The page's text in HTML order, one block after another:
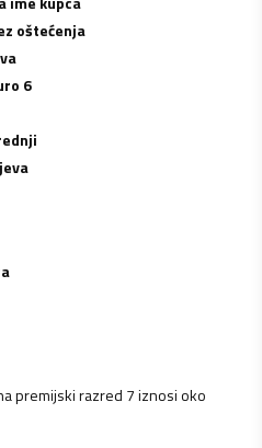
oštećenja
6
premijski razred 7 iznosi oko